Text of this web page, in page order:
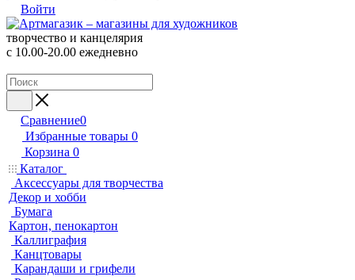
Войти
творчество и канцелярия
с 10.00-20.00 ежедневно
Сравнение0
Избранные товары 0
Корзина 0
Каталог
Аксессуары для творчества
Декор и хобби
Бумага
Картон, пенокартон
Каллиграфия
Канцтовары
Карандаши и грифели